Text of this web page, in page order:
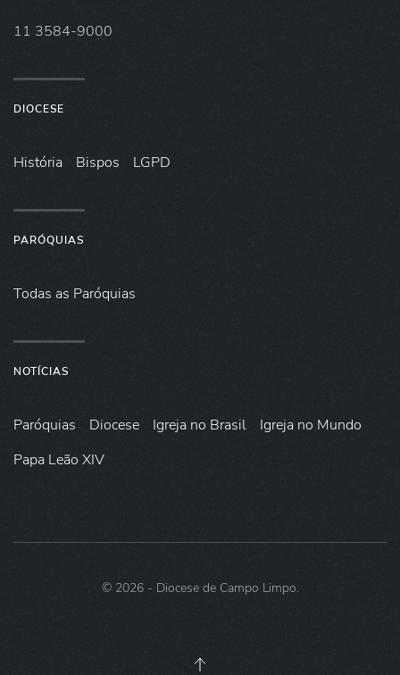
11 3584-9000
DIOCESE
História Bispos LGPD
PARÓQUIAS
Todas as Paróquias
NOTÍCIAS
Paróquias Diocese Igreja no Brasil
Igreja no Mundo
Papa Leão XIV
© 2026- Diocese de Campo Limpo.